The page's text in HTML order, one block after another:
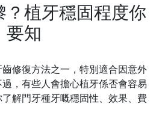
？植牙穩固程度你
要知
齒修復方法之一，特別適合因意外
過，有些人會擔心植牙係否會容易
解門牙種牙嘅穩固性、效果、費